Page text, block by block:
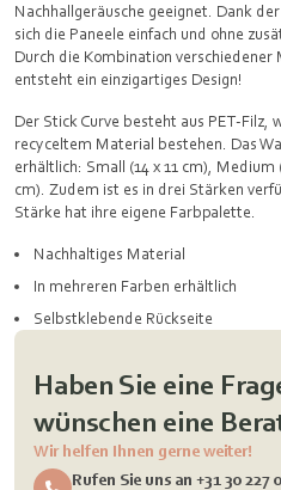
Nachhallgeräusche geeignet. Dank
sich die Paneele einfach und ohne
Durch die Kombination verschiedener
entsteht ein einzigartiges Design!
Der Stick Curve besteht aus PET-Filz,
recyceltem Material bestehen. Das
erhältlich: Small (14 x 11 cm), Medium
cm). Zudem ist es in drei Stärken
Stärke hat ihre eigene Farbpalette.
Nachhaltiges Material
In mehreren Farben erhältlich
Selbstklebende Rückseite
Haben Sie eine
wünschen eine
Wir helfen Ihnen gerne weiter!
Rufen Sie uns an +31 30 227